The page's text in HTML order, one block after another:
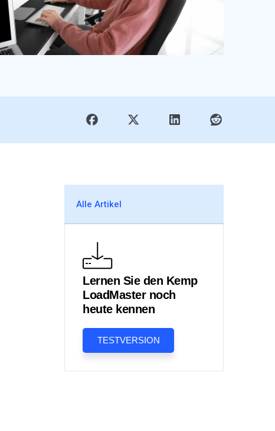
Alle Artikel
Lernen Sie den Kemp
LoadMaster noch
heute kennen
TESTVERSION